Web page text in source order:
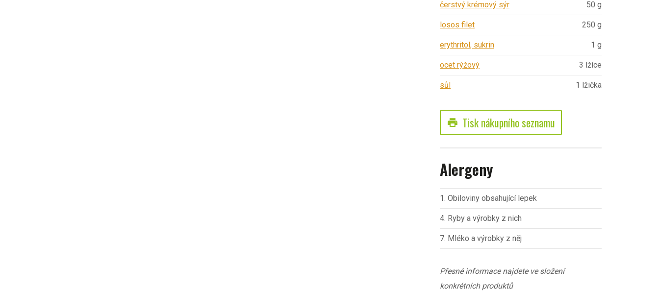
čerstvý krémový sýr 50 g
losos filet 250 g
erythritol, sukrin 1 g
ocet rýžový 3 lžíce
sůl 1 lžička
print Tisk nákupního seznamu
Alergeny
1. Obiloviny obsahující lepek
4. Ryby a výrobky z nich
7. Mléko a výrobky z něj
Přesné informace najdete ve složení
konkrétních produktů